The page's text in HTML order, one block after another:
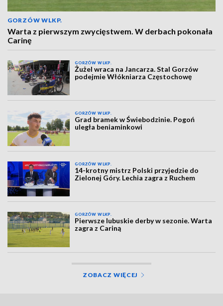
GORZÓW WLKP.
Warta z pierwszym zwycięstwem. W derbach pokonała
Carinę
GORZÓW WLKP.
Żużel wraca na Jancarza. Stal Gorzów
podejmie Włókniarza Częstochowę
GORZÓW WLKP.
Grad bramek w Świebodzinie. Pogoń
uległa beniaminkowi
GORZÓW WLKP.
14-krotny mistrz Polski przyjedzie do
Zielonej Góry. Lechia zagra z Ruchem
GORZÓW WLKP.
Pierwsze lubuskie derby w sezonie. Warta
zagra z Cariną
ZOBACZ WIĘCEJ